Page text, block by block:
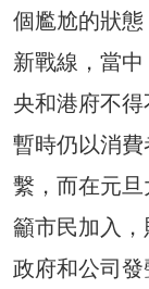
個尷尬的狀
新戰線，當
央和港府不得
暫時仍以消
繫，而在元
籲市民加入
政府和公司發